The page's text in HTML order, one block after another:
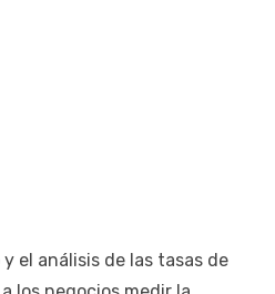
el análisis de las tasas de